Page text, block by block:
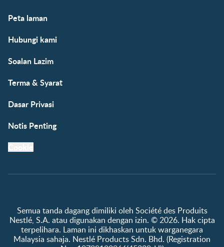
Peta laman
Hubungi kami
Soalan Lazim
Terma & Syarat
Dasar Privasi
Notis Penting
Semua tanda dagang dimiliki oleh Société des Produits
Nestlé, S.A. atau digunakan dengan izin. © 2026. Hak cipta
terpelihara. Laman ini dikhaskan untuk warganegara
Malaysia sahaja. Nestlé Products Sdn. Bhd. (Registration